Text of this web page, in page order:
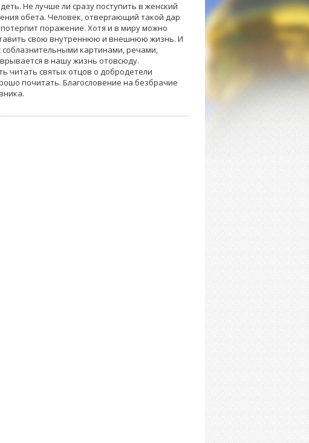
Не лучше ли сразу поступить в женский
обета. Человек, отвергающий такой дар
поражение. Хотя и в миру можно
свою внутреннюю и внешнюю жизнь. И
соблазнительными картинами, речами,
в нашу жизнь отовсюду.
читать святых отцов о добродетели
почитать. Благословение на безбрачие